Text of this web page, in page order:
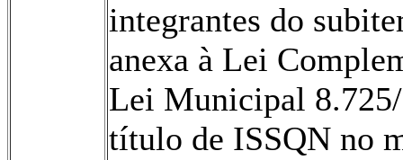
integrantes do
anexa à Lei
Lei Municipal
título de ISSQN no